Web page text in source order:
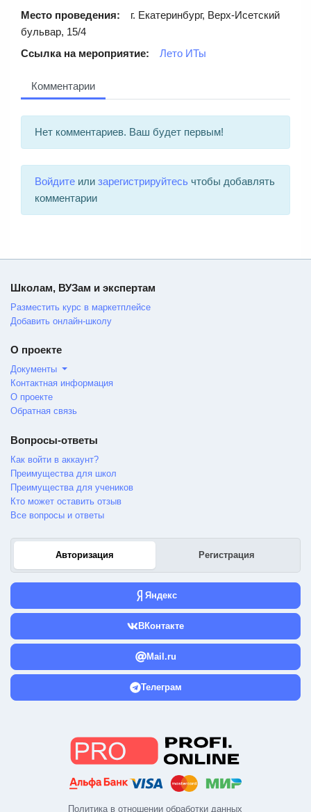
Место проведения:
г. Екатеринбург, Верх-Исетский
бульвар, 15/4
Ссылка на мероприятие:
Лето ИТы
Комментарии
Нет комментариев. Ваш будет первым!
Войдитеили зарегистрируйтесь чтобы добавлять
комментарии
Политика в отношении обработки данных
Школам, ВУЗам и экспертам
Разместить курс в маркетплейсе
Добавить онлайн-школу
О проекте
Документы
Контактная информация
О проекте
Обратная связь
Вопросы-ответы
Как войти в аккаунт?
Преимущества для школ
Преимущества для учеников
Кто может оставить отзыв
Все вопросы и ответы
Авторизация Регистрация
Яндекс
ВКонтакте
Mail.ru
Телеграм